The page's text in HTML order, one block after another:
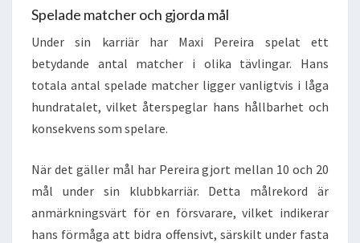
Spelade matcher och gjorda mål
Under sin karriär har Maxi Pereira spelat ett
betydande antal matcher i olika tävlingar. Hans
totala antal spelade matcher ligger vanligtvis i låga
hundratalet, vilket återspeglar hans hållbarhet och
konsekvens som spelare.
När det gäller mål har Pereira gjort mellan 10 och 20
mål under sin klubbkarriär. Detta målrekord är
anmärkningsvärt för en försvarare, vilket indikerar
hans förmåga att bidra offensivt, särskilt under fasta